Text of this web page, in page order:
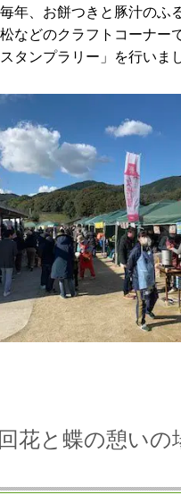
年、お餅つきと豚汁のふ
などのクラフトコーナー
タンプラリー」を行いま
花と蝶の憩いの